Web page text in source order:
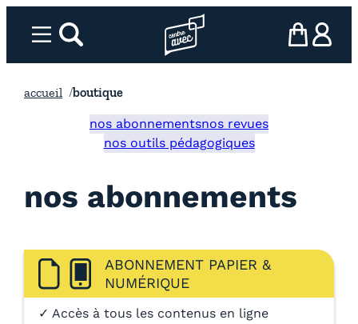
Menurechercher Page d’accueil l’association
mon panier
ma
accueil boutique
nos abonnementsnos revues
nos outils pédagogiques
nos abonnements
ABONNEMENT PAPIER &
NUMÉRIQUE
✓ Accès à tous les contenus en ligne